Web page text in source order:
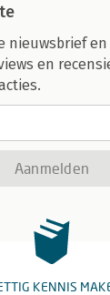
nieuwsbrief
en
Aanmelden
KENNIS